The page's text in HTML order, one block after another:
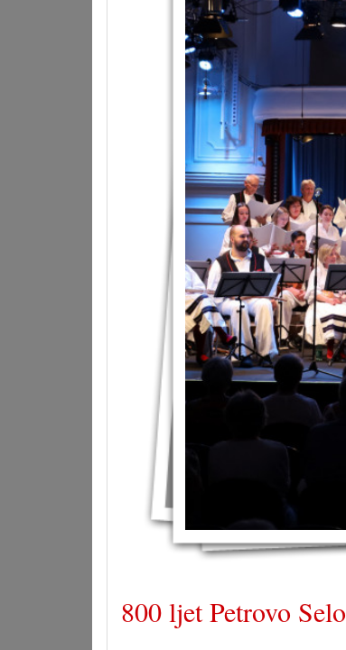
800 ljet Petrovo Selo